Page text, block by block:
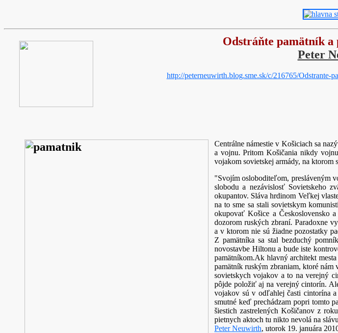
Odstráňte pamätník a
Peter
http://peterneuwirth.blog.sme.sk/c/216765/Odstrante-
Centrálne námestie v Košiciach sa
a vojnu. Pritom Košičania nikdy
vojakom sovietskej armády, na ktorom
"Svojím osloboditeľom, presláveným
slobodu a nezávislosť Sovietskeho
okupantov. Sláva hrdinom Veľkej
na to sme sa stali sovietskym
okupovať Košice a Československo
dozorom ruských zbraní. Paradoxne
a v ktorom nie sú žiadne pozostatky
Z pamätníka sa stal bezduchý
novostavbe Hiltonu a bude iste
pamätníkom.Ak hlavný architekt
pamätník ruským zbraniam, ktoré
sovietskych vojakov a to na verejný
pôjde položiť aj na verejný cintorín.
vojakov sú v odľahlej časti cintorína
smutné keď prechádzam popri tomto
šiestich zastrelených Košičanov z
pietnych aktoch tu nikto nevolá na
Peter Neuwirth, utorok 19. januára